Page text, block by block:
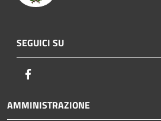
SEGUICI SU
AMMINISTRAZIONE